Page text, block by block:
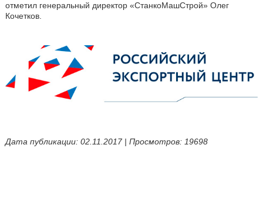
отметил генеральный директор «СтанкоМашСтрой» Олег
Кочетков.
Дата публикации: 02.11.2017 | Просмотров: 19698